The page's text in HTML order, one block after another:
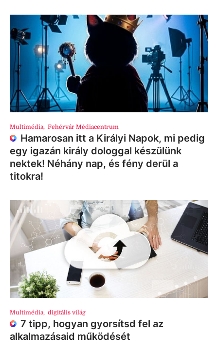
Multimédia, Fehérvár Médiacentrum
Hamarosan itt a Királyi Napok, mi pedig
egy igazán király dologgal készülünk
nektek! Néhány nap, és fény derül a
titokra!
Multimédia, digitális világ
7 tipp, hogyan gyorsítsd fel az
alkalmazásaid működését